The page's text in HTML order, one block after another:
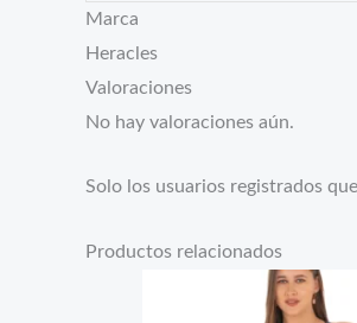
Marca
Heracles
Valoraciones
No hay valoraciones aún.
Solo los usuarios registrados
Productos relacionados